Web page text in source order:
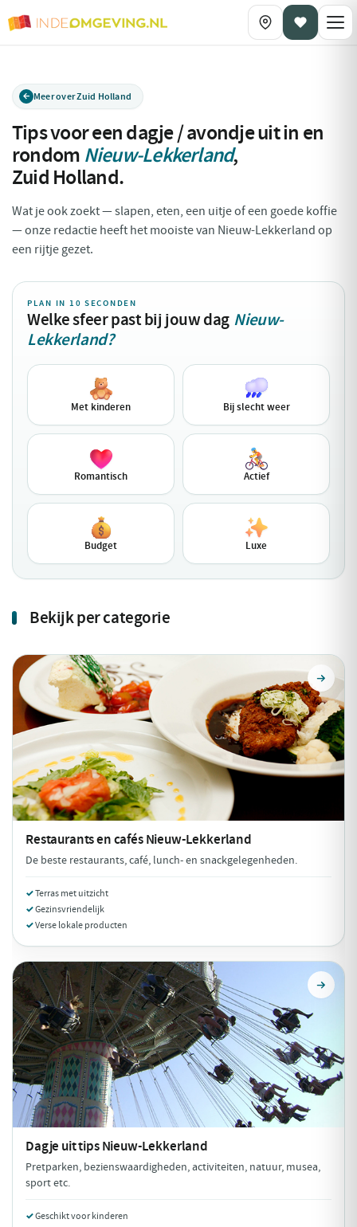
Meer over Zuid Holland
Tips voor een dagje / avondje uit in en
rondom Nieuw-Lekkerland,
Zuid Holland.
Wat je ook zoekt — slapen, eten, een uitje of een goede koffie
— onze redactie heeft het mooiste van Nieuw-Lekkerland op
een rijtje gezet.
PLAN IN 10 SECONDEN
Welke sfeer past bij jouw dag Nieuw-
Lekkerland?
Met kinderen Bij slecht weer
Romantisch Actief
Budget Luxe
Bekijk per categorie
Restaurants en cafésNieuw-Lekkerland
De beste restaurants, café, lunch- en snackgelegenheden.
Terras met uitzicht
Gezinsvriendelijk
Verse lokale producten
Dagje uit tipsNieuw-Lekkerland
Pretparken, bezienswaardigheden, activiteiten, natuur, musea,
sport etc.
Geschikt voor kinderen